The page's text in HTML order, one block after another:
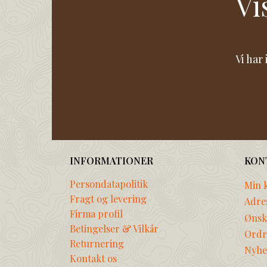
Vi
INFORMATIONER
Persondatapolitik
Fragt og levering
Firma profil
Betingelser & Vilkår
Returnering
Kontakt os
Min